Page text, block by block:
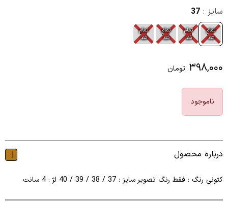
سایز : 37
37
تمام
شد
38
تمام
شد
39
تمام
شد
40
تمام
شد
۳۹۸,۰۰۰ تومان
ناموجود
درباره محصول
کتونی رنگ : فقط رنگ تصویر سایز : 37 / 38 / 39 / 40 لژ : 4 سانت